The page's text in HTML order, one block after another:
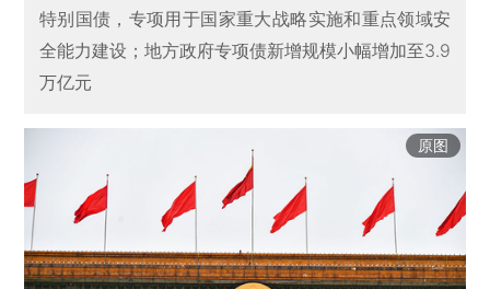
特别国债，专项用于国家重大战略实施和重点领域安
全能力建设；地方政府专项债新增规模小幅增加至3.9
万亿元
原图